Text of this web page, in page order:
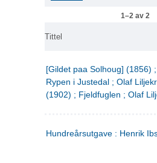
1–2 av 2
Tittel
[Gildet paa Solhoug] (1856)
Rypen i Justedal ; Olaf
(1902) ; Fjeldfuglen ; Olaf
Hundreårsutgave : Henrik